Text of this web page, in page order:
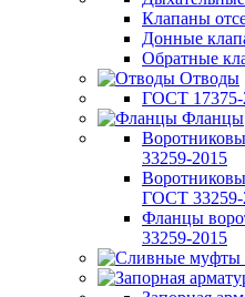
Клапаны
Донные
Обратные
Отводы
ГОСТ 17375-
Фланцы
33259-2015
ГОСТ 33259-
Фланцы
33259-2015